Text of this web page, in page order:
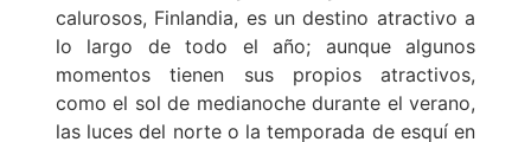
calurosos, Finlandia, es un destino atractivo a
lo largo de todo el año; aunque algunos
momentos tienen sus propios atractivos,
como el sol de medianoche durante el verano,
las luces del norte o la temporada de esquí en